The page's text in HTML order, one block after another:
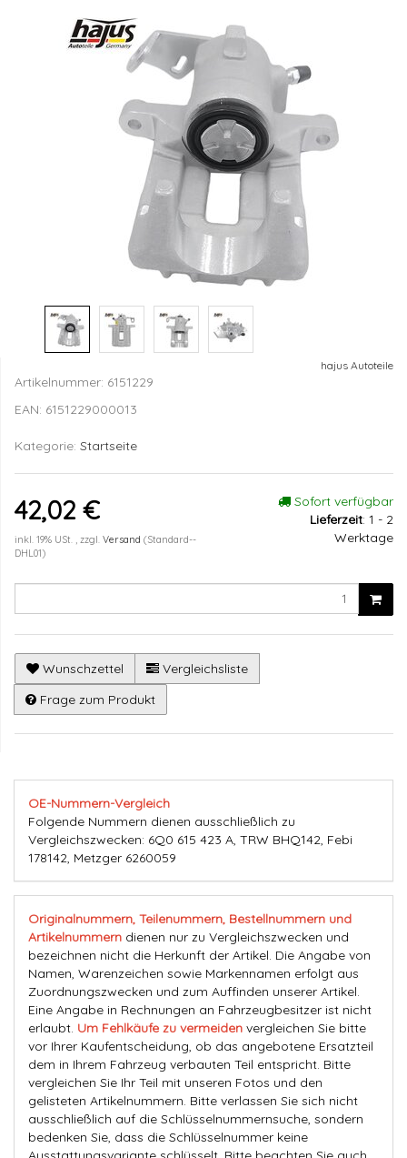
hajus Autoteile
Artikelnummer: 6151229
EAN: 6151229000013
Kategorie: Startseite
42,02 €
inkl. 19% USt. , zzgl. Versand (Standard--
DHL01)
Sofort verfügbar
Lieferzeit: 1 - 2
Werktage
Wunschzettel
Vergleichsliste
Frage zum Produkt
OE-Nummern-Vergleich
Folgende Nummern dienen ausschließlich zu
Vergleichszwecken: 6Q0 615 423 A, TRW BHQ142, Febi
178142, Metzger 6260059
Originalnummern, Teilenummern, Bestellnummern und
Artikelnummern dienen nur zu Vergleichszwecken und
bezeichnen nicht die Herkunft der Artikel. Die Angabe von
Namen, Warenzeichen sowie Markennamen erfolgt aus
Zuordnungszwecken und zum Auffinden unserer Artikel.
Eine Angabe in Rechnungen an Fahrzeugbesitzer ist nicht
erlaubt. Um Fehlkäufe zu vermeiden vergleichen Sie bitte
vor Ihrer Kaufentscheidung, ob das angebotene Ersatzteil
dem in Ihrem Fahrzeug verbauten Teil entspricht. Bitte
vergleichen Sie Ihr Teil mit unseren Fotos und den
gelisteten Artikelnummern. Bitte verlassen Sie sich nicht
ausschließlich auf die Schlüsselnummernsuche, sondern
bedenken Sie, dass die Schlüsselnummer keine